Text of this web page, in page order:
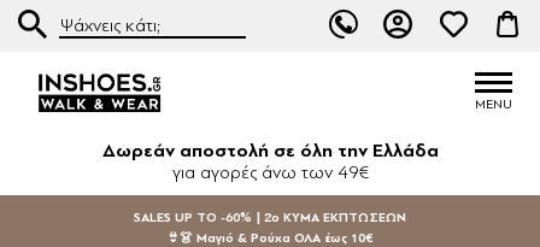
Δωρεάν αποστολή σε όλη την Ελλάδα
για αγορές άνω των 49€
SALES UP TO -60% | 2ο ΚΥΜΑ ΕΚΠΤΩΣΕΩΝ
👙👗 Μαγιό & Ρούχα ΟΛΑ έως 10€